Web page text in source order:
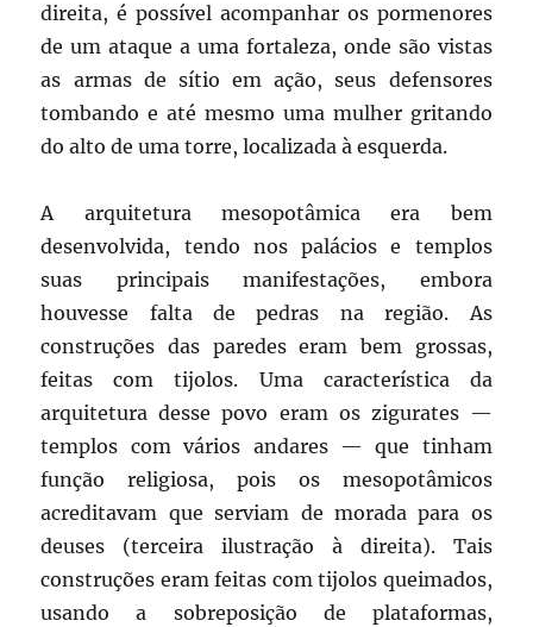
direita, é possível acompanhar os pormenores
de um ataque a uma fortaleza, onde são vistas
as armas de sítio em ação, seus defensores
tombando e até mesmo uma mulher gritando
do alto de uma torre, localizada à esquerda.
A arquitetura mesopotâmica era bem
desenvolvida, tendo nos palácios e templos
suas principais manifestações, embora
houvesse falta de pedras na região. As
construções das paredes eram bem grossas,
feitas com tijolos. Uma característica da
arquitetura desse povo eram os zigurates —
templos com vários andares — que tinham
função religiosa, pois os mesopotâmicos
acreditavam que serviam de morada para os
deuses (terceira ilustração à direita). Tais
construções eram feitas com tijolos queimados,
usando a sobreposição de plataformas,